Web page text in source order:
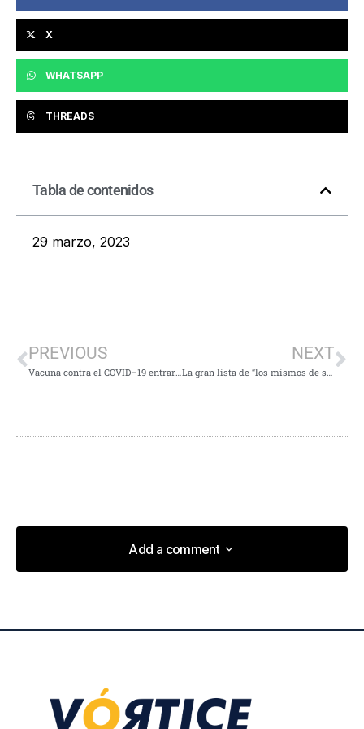
X
WHATSAPP
THREADS
Tabla de contenidos
29 marzo, 2023
PREVIOUS
Vacuna contra el COVID–19 entrará al esquema nacional de vacunación
NEXT
La gran lista de “los mismos de siempre”
Add a comment
Add a comment
see what you write next!